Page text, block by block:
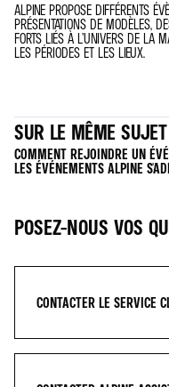
ALPINE PROPOSE DIFFÉRENTS
PRÉSENTATIONS DE MODÈLES,
FORTS LIÉS À L’UNIVERS DE LA
LES PÉRIODES ET LES LIEUX.
SUR LE MÊME SUJET
COMMENT REJOINDRE UN
LES ÉVÉNEMENTS ALPINE
POSEZ-NOUS VOS
CONTACTER LE SERVICE